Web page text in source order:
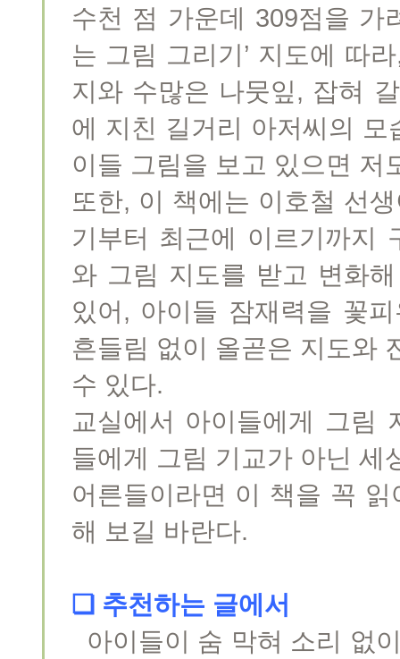
수천 점 가운데 309점을 가
는 그림 그리기’ 지도에 따
지와 수많은 나뭇잎, 잡혀
에 지친 길거리 아저씨의
이들 그림을 보고 있으면 저
또한, 이 책에는 이호철 선
기부터 최근에 이르기까지
와 그림 지도를 받고 변화
있어, 아이들 잠재력을 꽃
흔들림 없이 올곧은 지도와
수 있다.
교실에서 아이들에게 그림
들에게 그림 기교가 아닌 세
어른들이라면 이 책을 꼭 읽
해 보길 바란다.
❏ 추천하는 글에서
아이들이 숨 막혀 소리 없